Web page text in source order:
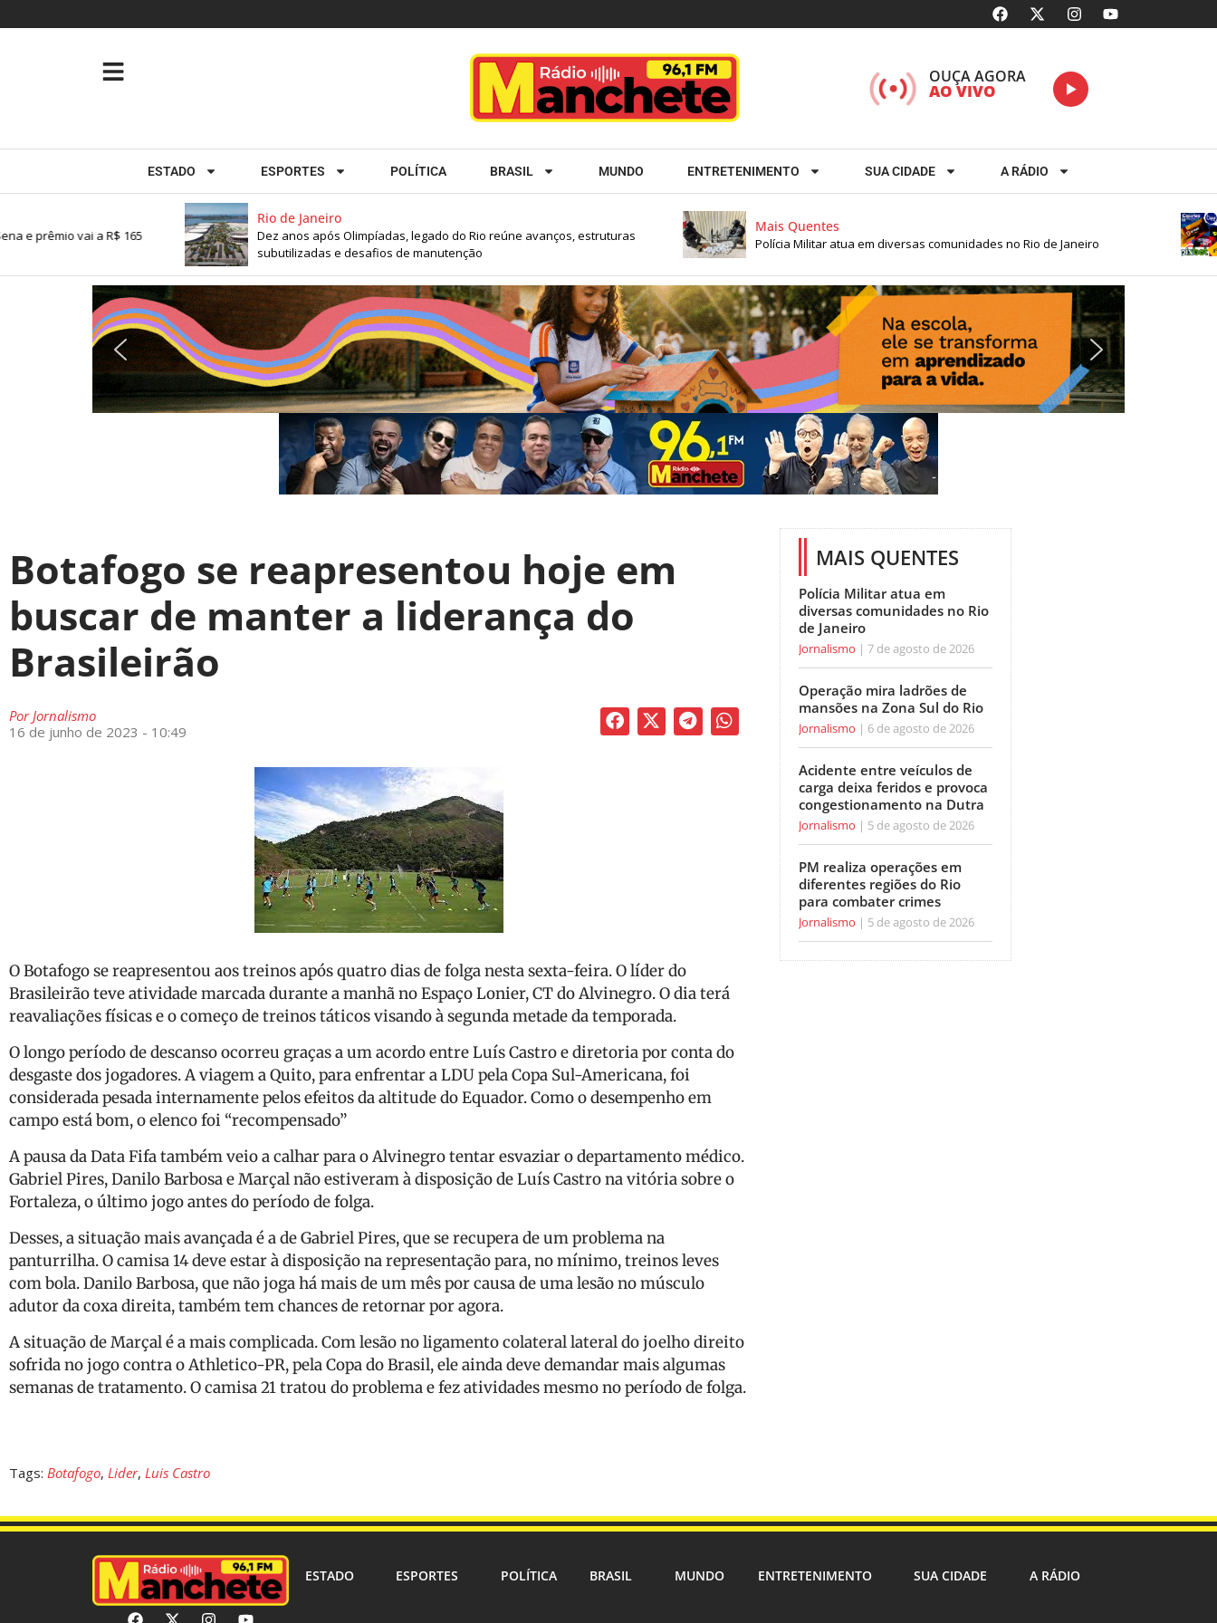
OUÇA AGORA
AO VIVO
ESTADO ESPORTES POLÍTICA BRASIL MUNDO ENTRETENIMENTO SUA CIDADE A RÁDIO
Rio de Janeiro
Dez anos após Olimpíadas, legado do Rio reúne avanços, estruturas
subutilizadas e desafios de manutenção
Mais Quentes
Polícia Militar atua em diversas comunidades no Rio de Janeiro
prêmio vai a R$ 165
Botafogo se reapresentou hoje em
buscar de manter a liderança do
Brasileirão
PorJornalismo
16 de junho de 2023 - 10:49
O Botafogo se reapresentou aos treinos após quatro dias de folga nesta sexta-feira. O líder do
Brasileirão teve atividade marcada durante a manhã no Espaço Lonier, CT do Alvinegro. O dia terá
reavaliações físicas e o começo de treinos táticos visando à segunda metade da temporada.
O longo período de descanso ocorreu graças a um acordo entre Luís Castro e diretoria por conta do
desgaste dos jogadores. A viagem a Quito, para enfrentar a LDU pela Copa Sul-Americana, foi
considerada pesada internamente pelos efeitos da altitude do Equador. Como o desempenho em
campo está bom, o elenco foi “recompensado”
A pausa da Data Fifa também veio a calhar para o Alvinegro tentar esvaziar o departamento médico.
Gabriel Pires, Danilo Barbosa e Marçal não estiveram à disposição de Luís Castro na vitória sobre o
Fortaleza, o último jogo antes do período de folga.
Desses, a situação mais avançada é a de Gabriel Pires, que se recupera de um problema na
panturrilha. O camisa 14 deve estar à disposição na representação para, no mínimo, treinos leves
com bola. Danilo Barbosa, que não joga há mais de um mês por causa de uma lesão no músculo
adutor da coxa direita, também tem chances de retornar por agora.
A situação de Marçal é a mais complicada. Com lesão no ligamento colateral lateral do joelho direito
sofrida no jogo contra o Athletico-PR, pela Copa do Brasil, ele ainda deve demandar mais algumas
semanas de tratamento. O camisa 21 tratou do problema e fez atividades mesmo no período de folga.
Tags: Botafogo, Lider, Luis Castro
MAIS QUENTES
Polícia Militar atua em
diversas comunidades no Rio
de Janeiro
Jornalismo 7 de agosto de 2026
Operação mira ladrões de
mansões na Zona Sul do Rio
Jornalismo 6 de agosto de 2026
Acidente entre veículos de
carga deixa feridos e provoca
congestionamento na Dutra
Jornalismo 5 de agosto de 2026
PM realiza operações em
diferentes regiões do Rio
para combater crimes
Jornalismo 5 de agosto de 2026
ESTADO ESPORTES POLÍTICA BRASIL MUNDO ENTRETENIMENTO SUA CIDADE A RÁDIO